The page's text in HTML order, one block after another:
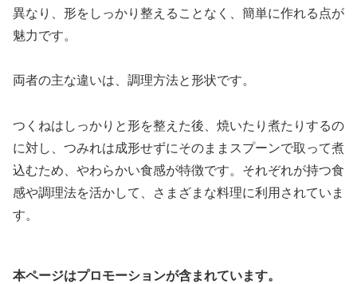
異なり、形をしっかり整えることなく、簡単に作れる点が
魅力です。
両者の主な違いは、調理方法と形状です。
つくねはしっかりと形を整えた後、焼いたり煮たりするの
に対し、つみれは成形せずにそのままスプーンで取って煮
込むため、やわらかい食感が特徴です。それぞれが持つ食
感や調理法を活かして、さまざまな料理に利用されていま
す。
本ページはプロモーションが含まれています。